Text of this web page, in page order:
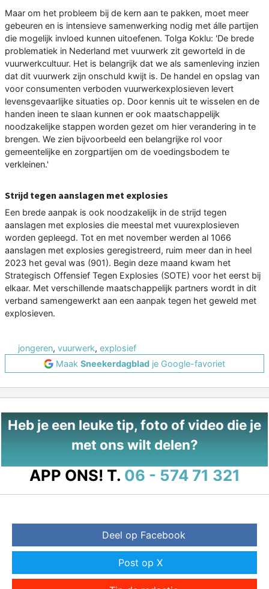
Maar om het probleem bij de kern aan te pakken, moet meer
gebeuren en is intensieve samenwerking nodig met álle partijen
die mogelijk invloed kunnen uitoefenen. Tolga Koklu: 'De brede
problematiek in Nederland met vuurwerk zit geworteld in de
vuurwerkcultuur. Het is belangrijk dat we als samenleving inzien
dat dit vuurwerk zijn onschuld kwijt is. De handel en opslag van
voor consumenten verboden vuurwerkexplosieven levert
levensgevaarlijke situaties op. Door kennis uit te wisselen en de
handen ineen te slaan kunnen er ook maatschappelijk
noodzakelijke stappen worden gezet om hier verandering in te
brengen. We zien bijvoorbeeld een belangrijke rol voor
gemeentelijke en zorgpartijen om de voedingsbodem te
verkleinen.'
Strijd tegen aanslagen met explosies
Een brede aanpak is ook noodzakelijk in de strijd tegen
aanslagen met explosies die meestal met vuurexplosieven
worden gepleegd. Tot en met november werden al 1066
aanslagen met explosies geregistreerd, ruim meer dan in heel
2023 het geval was (901). Begin deze maand kwam het
Strategisch Offensief Tegen Explosies (SOTE) voor het eerst bij
elkaar. Met verschillende maatschappelijk partners wordt in dit
verband samengewerkt aan een aanpak tegen het geweld met
explosieven.
jongeren, vuurwerk, explosief
Maak Sneekerdagblad je Google-favoriet
Heb je een leuke tip, foto of video die je
met ons wilt delen?
APP ONS! T. 06 - 574 71 321
Deel op Facebook
Post op X